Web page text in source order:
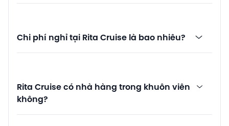
Chi phí nghỉ tại Rita Cruise là bao nhiêu?
Rita Cruise có nhà hàng trong khuôn viên
không?